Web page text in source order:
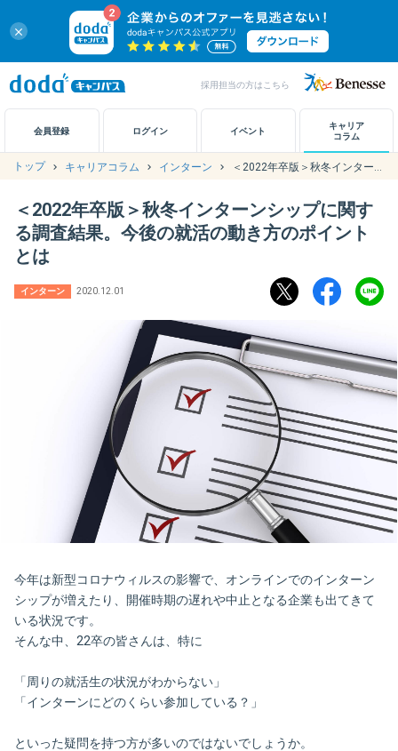
close
会員登録 ログイン イベント
キャリア
コラム
採用担当の方はこちら
キャリアノート
アカウント設定
お問い合わせ
トップ キャリアコラム インターン ＜2022年卒版＞秋冬インターンシップに関する調査結果。今後の就活の動き方のポイントとは
＜2022年卒版＞秋冬インターンシップに関す
る調査結果。今後の就活の動き方のポイント
とは
インターン 2020.12.01
今年は新型コロナウィルスの影響で、オンラインでのインターン
シップが増えたり、開催時期の遅れや中止となる企業も出てきて
いる状況です。
そんな中、22卒の皆さんは、特に
「周りの就活生の状況がわからない」
「インターンにどのくらい参加している？」
といった疑問を持つ方が多いのではないでしょうか。